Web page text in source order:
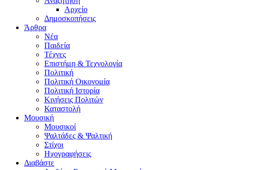
Αρχείο
Δημοσκοπήσεις
Άρθρα
Νέα
Παιδεία
Τέχνες
Επιστήμη & Τεχνολογία
Πολιτική
Πολιτική Οικονομία
Πολιτική Ιστορία
Κινήσεις Πολιτών
Καταστολή
Μουσική
Μουσικοί
Ψαλτάδες & Ψαλτική
Στίχοι
Ηχογραφήσεις
Διαβάστε